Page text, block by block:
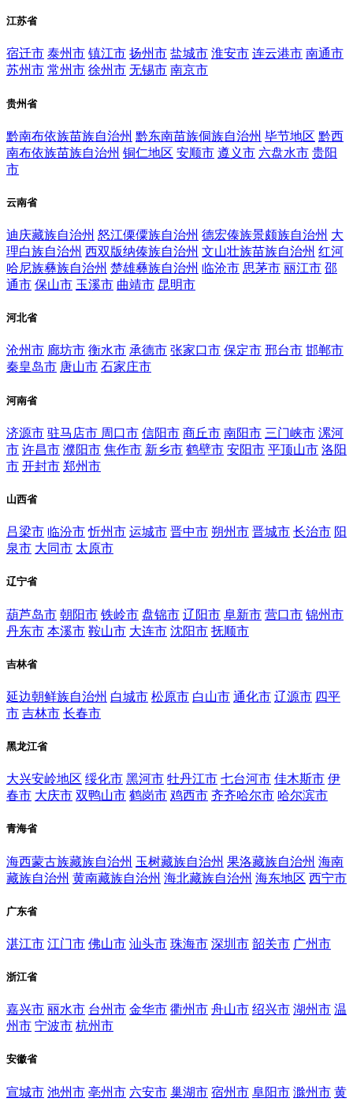
江苏省
宿迁市 泰州市 镇江市 扬州市 盐城市 淮安市 连云港市 南通市
苏州市 常州市 徐州市 无锡市 南京市
贵州省
黔南布依族苗族自治州 黔东南苗族侗族自治州 毕节地区 黔西
南布依族苗族自治州 铜仁地区 安顺市 遵义市 六盘水市 贵阳
市
云南省
迪庆藏族自治州 怒江傈僳族自治州 德宏傣族景颇族自治州 大
理白族自治州 西双版纳傣族自治州 文山壮族苗族自治州 红河
哈尼族彝族自治州 楚雄彝族自治州 临沧市 思茅市 丽江市 邵
通市 保山市 玉溪市 曲靖市 昆明市
河北省
沧州市 廊坊市 衡水市 承德市 张家口市 保定市 邢台市 邯郸市
秦皇岛市 唐山市 石家庄市
河南省
济源市 驻马店市 周口市 信阳市 商丘市 南阳市 三门峡市 漯河
市 许昌市 濮阳市 焦作市 新乡市 鹤壁市 安阳市 平顶山市 洛阳
市 开封市 郑州市
山西省
吕梁市 临汾市 忻州市 运城市 晋中市 朔州市 晋城市 长治市 阳
泉市 大同市 太原市
辽宁省
葫芦岛市 朝阳市 铁岭市 盘锦市 辽阳市 阜新市 营口市 锦州市
丹东市 本溪市 鞍山市 大连市 沈阳市 抚顺市
吉林省
延边朝鲜族自治州 白城市 松原市 白山市 通化市 辽源市 四平
市 吉林市 长春市
黑龙江省
大兴安岭地区 绥化市 黑河市 牡丹江市 七台河市 佳木斯市 伊
春市 大庆市 双鸭山市 鹤岗市 鸡西市 齐齐哈尔市 哈尔滨市
青海省
海西蒙古族藏族自治州 玉树藏族自治州 果洛藏族自治州 海南
藏族自治州 黄南藏族自治州 海北藏族自治州 海东地区 西宁市
广东省
湛江市 江门市 佛山市 汕头市 珠海市 深圳市 韶关市 广州市
浙江省
嘉兴市 丽水市 台州市 金华市 衢州市 舟山市 绍兴市 湖州市 温
州市 宁波市 杭州市
安徽省
宣城市 池州市 亳州市 六安市 巢湖市 宿州市 阜阳市 滁州市 黄